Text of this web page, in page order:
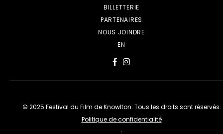
BILLETTERIE
PARTENAIRES
NOUS JOINDRE
EN
© 2025 Festival du Film de Knowlton. Tous les droits sont réservés.
Politique de confidentialité
·